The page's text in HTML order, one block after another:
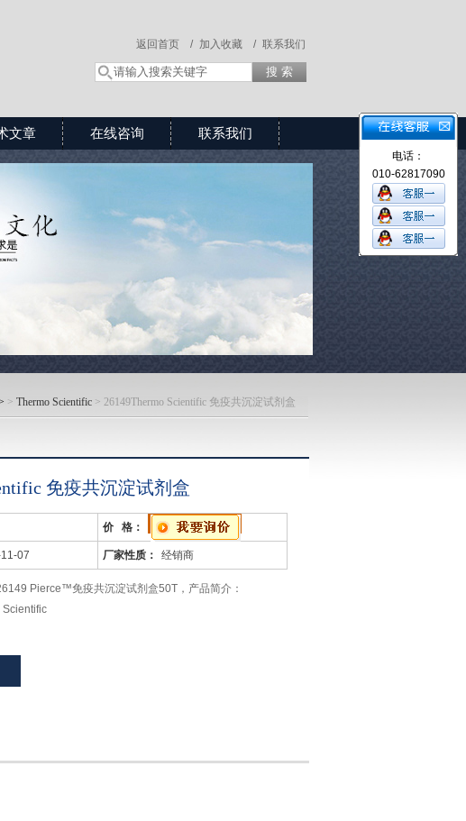
联系我们
加入收藏 /
返回首页 /
文章 在线咨询 联系我们
> Thermo Scientific > 26149Thermo Scientific 免疫共沉淀试剂盒
免疫共沉淀试剂盒
价 格：
07 厂家性质： 经销商
Pierce™免疫共沉淀试剂盒50T，产品简介：
Scientific
Immunoprecipitation Kit
电话：
010-62817090